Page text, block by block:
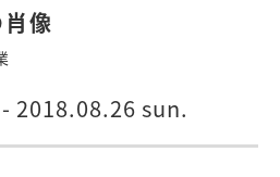
像
2018.08.26 sun.